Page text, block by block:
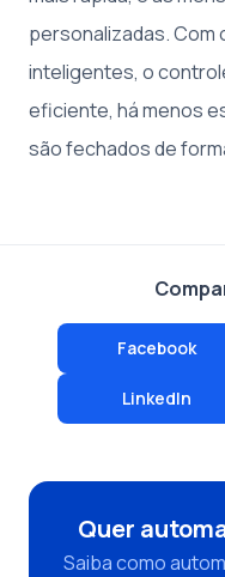
personalizadas. Com
inteligentes, o
eficiente, há menos
são fechados de
Facebook
LinkedIn
Quer
Saiba como